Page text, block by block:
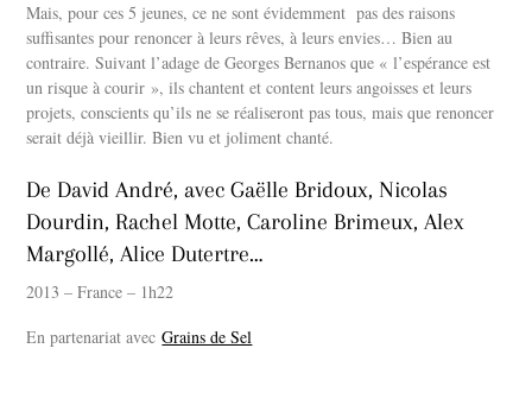
Mais, pour ces 5 jeunes, ce ne sont évidemment pas des raisons
suffisantes pour renoncer à leurs rêves, à leurs envies… Bien au
contraire. Suivant l’adage de Georges Bernanos que « l’espérance est
un risque à courir », ils chantent et content leurs angoisses et leurs
projets, conscients qu’ils ne se réaliseront pas tous, mais que renoncer
serait déjà vieillir. Bien vu et joliment chanté.
De David André, avec Gaëlle Bridoux, Nicolas
Dourdin, Rachel Motte, Caroline Brimeux, Alex
Margollé, Alice Dutertre…
2013 – France – 1h22
En partenariat avecGrains de Sel